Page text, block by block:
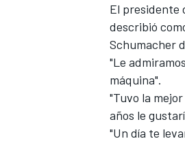
El presidente
describió
Schumacher
"Le
máquina".
"Tuvo la
años le
"Un día te